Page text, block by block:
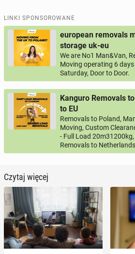
LINKI SPONSOROWANE
european removals
storage uk-eu
We are No1 Man&Van,
Moving operating 6
Saturday, Door to Door.
Kanguro Removals
to EU
Removals to Poland,
Moving, Custom
- Full Load
Removals to Netherlands
Czytaj więcej